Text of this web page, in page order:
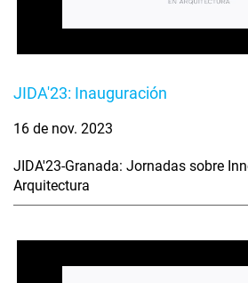
JIDA'23: Inauguración
16 de nov. 2023
JIDA'23-Granada: Jornadas sobre
Arquitectura